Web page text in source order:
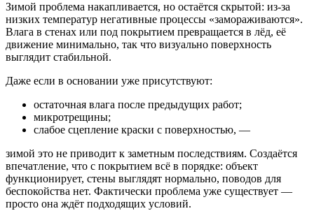
Зимой проблема накапливается, но остаётся скрытой: из‑за
низких температур негативные процессы «замораживаются».
Влага в стенах или под покрытием превращается в лёд, её
движение минимально, так что визуально поверхность
выглядит стабильной.
Даже если в основании уже присутствуют:
остаточная влага после предыдущих работ;
микротрещины;
слабое сцепление краски с поверхностью, —
зимой это не приводит к заметным последствиям. Создаётся
впечатление, что с покрытием всё в порядке: объект
функционирует, стены выглядят нормально, поводов для
беспокойства нет. Фактически проблема уже существует —
просто она ждёт подходящих условий.